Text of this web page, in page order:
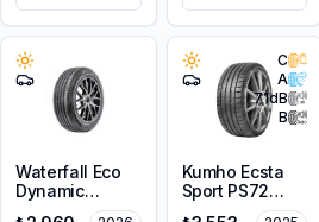
Waterfall Eco
Dynamic
215/45R17 91V
C
A
71dB
B
Kumho Ecsta
Sport PS72
225/45ZR17